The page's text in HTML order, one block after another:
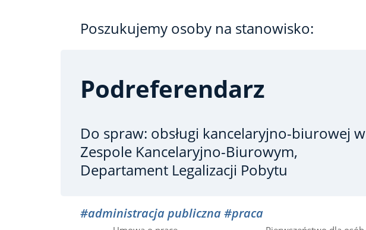
Poszukujemy osoby na stanowisko:
Podreferendarz
Do spraw: obsługi kancelaryjno-biurowej w
Zespole Kancelaryjno-Biurowym,
Departament Legalizacji Pobytu
#administracja publiczna#praca